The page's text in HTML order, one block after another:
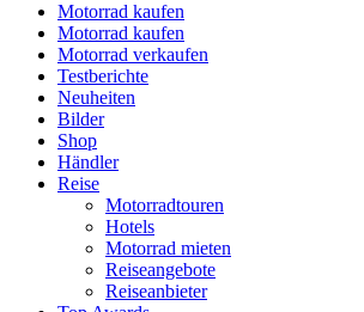
Motorrad kaufen
Motorrad kaufen
Motorrad verkaufen
Testberichte
Neuheiten
Bilder
Shop
Händler
Reise
Motorradtouren
Hotels
Motorrad mieten
Reiseangebote
Reiseanbieter